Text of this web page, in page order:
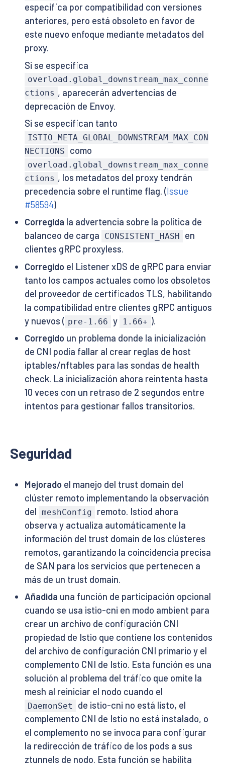
especifica por compatibilidad con versiones
anteriores, pero está obsoleto en favor de
este nuevo enfoque mediante metadatos del
proxy.
Si se especifica
overload.global_downstream_max_conne
ctions , aparecerán advertencias de
deprecación de Envoy.
Si se especifican tanto
ISTIO_META_GLOBAL_DOWNSTREAM_MAX_CON
NECTIONS
como
overload.global_downstream_max_conne
ctions , los metadatos del proxy tendrán
precedencia sobre el runtime flag. (Issue
#58594)
Corregida la advertencia sobre la política de
balanceo de carga
CONSISTENT_HASH
en
clientes gRPC proxyless.
Corregidoel Listener xDS de gRPC para enviar
tanto los campos actuales como los obsoletos
del proveedor de certificados TLS, habilitando
la compatibilidad entre clientes gRPC antiguos
y nuevos ( pre-1.66 y 1.66+ ).
Corregidoun problema donde la inicialización
de CNI podía fallar al crear reglas de host
iptables/nftables para las sondas de health
check. La inicialización ahora reintenta hasta
10 veces con un retraso de 2 segundos entre
intentos para gestionar fallos transitorios.
Seguridad
Mejoradoel manejo del trust domain del
clúster remoto implementando la observación
del meshConfig
remoto. Istiod ahora
observa y actualiza automáticamente la
información del trust domain de los clústeres
remotos, garantizando la coincidencia precisa
de SAN para los servicios que pertenecen a
más de un trust domain.
Añadida una función de participación opcional
cuando se usa istio-cni en modo ambient para
crear un archivo de configuración CNI
propiedad de Istio que contiene los contenidos
del archivo de configuración CNI primario y el
complemento CNI de Istio. Esta función es una
solución al problema del tráfico que omite la
mesh al reiniciar el nodo cuando el
DaemonSet
de istio-cni no está listo, el
complemento CNI de Istio no está instalado, o
el complemento no se invoca para configurar
la redirección de tráfico de los pods a sus
ztunnels de nodo. Esta función se habilita